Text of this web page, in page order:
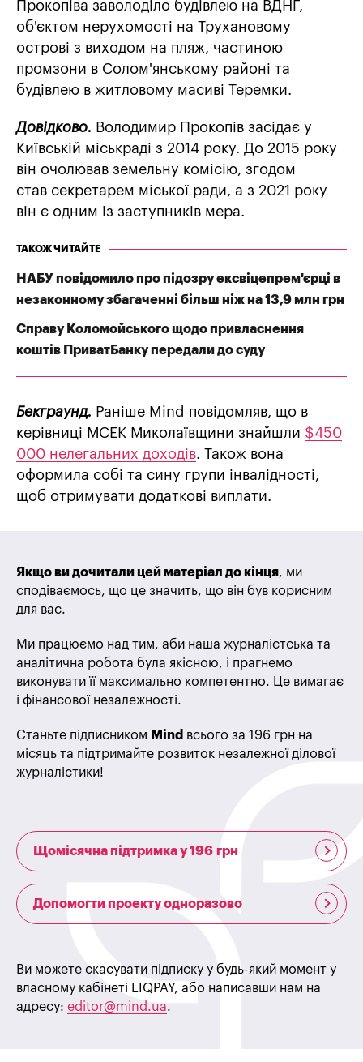
Прокопіва заволоділо будівлею на ВДНГ,
об'єктом нерухомості на Трухановому
острові з виходом на пляж, частиною
промзони в Солом'янському районі та
будівлею в житловому масиві Теремки.
Довідково. Володимир Прокопів засідає у
Київській міськраді з 2014 року. До 2015 року
він очолював земельну комісію, згодом
став секретарем міської ради, а з 2021 року
він є одним із заступників мера.
ТАКОЖ ЧИТАЙТЕ
НАБУ повідомило про підозру ексвіцепрем'єрці в
незаконному збагаченні більш ніж на 13,9 млн грн
Справу Коломойського щодо привласнення
коштів ПриватБанку передали до суду
Бекграунд. Раніше Mind повідомляв, що в
керівниці МСЕК Миколаївщини знайшли $450
000 нелегальних доходів. Також вона
оформила собі та сину групи інвалідності,
щоб отримувати додаткові виплати.
Якщо ви дочитали цей матеріал до кінця, ми
сподіваємось, що це значить, що він був корисним
для вас.
Ми працюємо над тим, аби наша журналістська та
аналітична робота була якісною, і прагнемо
виконувати її максимально компетентно. Це вимагає
і фінансової незалежності.
Станьте підписником Mind всього за 196 грн на
місяць та підтримайте розвиток незалежної ділової
журналістики!
Щомісячна підтримка у 196 грн
Допомогти проекту одноразово
Ви можете скасувати підписку у будь-який момент у
власному кабінеті LIQPAY, або написавши нам на
адресу: editor@mind.ua.